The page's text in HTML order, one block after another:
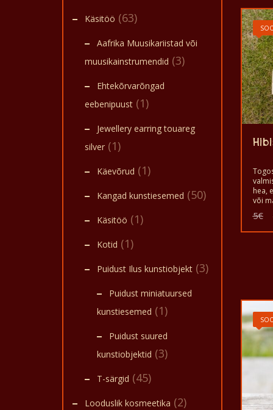
See
mis
hea,
või
Hea
teha
5€
Käsitöö (63)
Aafrika Muusikariistad või
muusikainstrumendid (3)
Ehtekõrvarõngad
eebenipuust (1)
Jewellery earring touareg
silver (1)
Käevõrud (1)
Kangad kunstiesemed (50)
Käsitöö (1)
Kotid (1)
Puidust Ilus kunstiobjekt (3)
Puidust miniatuursed
kunstiesemed (1)
Puidust suured
kunstiobjektid (3)
T-särgid (45)
Looduslik kosmeetika (2)